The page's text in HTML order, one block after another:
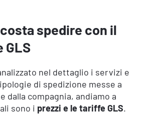
spedire con il
GLS
nel dettaglio i servizi e
di spedizione messe a
dalla compagnia, andiamo a
sono i prezzi e le tariffe GLS.